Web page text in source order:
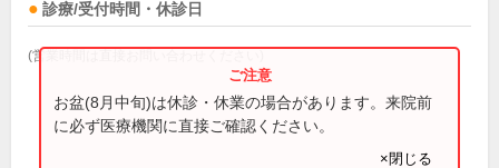
診療/受付時間・休診日
(営業時間は直接お問い合わせください)
お盆(8月中旬)は休診・休業の場合があります。来院前
に必ず医療機関に直接ご確認ください。
×閉じる